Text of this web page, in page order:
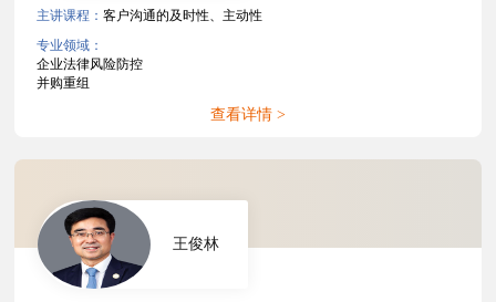
主讲课程：客户沟通的及时性、主动性
专业领域：
企业法律风险防控
并购重组
查看详情 >
王俊林